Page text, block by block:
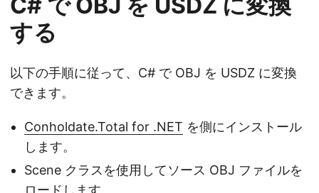
する
以下の手順に従って、C# で OBJ を USDZ に変換
できます。
Conholdate.Total for .NET を側にインストール
します。
Scene クラスを使用してソース OBJ ファイルを
ロードします。